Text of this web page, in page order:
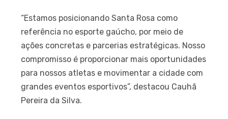
“Estamos posicionando Santa Rosa como
referência no esporte gaúcho, por meio de
ações concretas e parcerias estratégicas. Nosso
compromisso é proporcionar mais oportunidades
para nossos atletas e movimentar a cidade com
grandes eventos esportivos”, destacou Cauhã
Pereira da Silva.